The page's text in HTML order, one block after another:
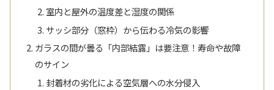
室内と屋外の温度差と湿度の関係
サッシ部分（窓枠）から伝わる冷気の影響
ガラスの間が曇る「内部結露」は要注意！寿命や故障
のサイン
封着材の劣化による空気層への水分侵入